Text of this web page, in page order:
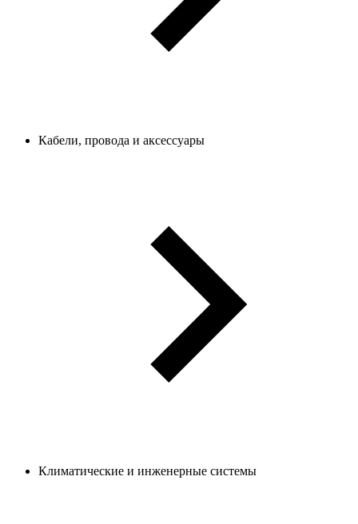
Кабели, провода и аксессуары
Климатические и инженерные системы